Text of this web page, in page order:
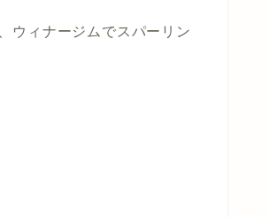
ウィナージムでスパーリン